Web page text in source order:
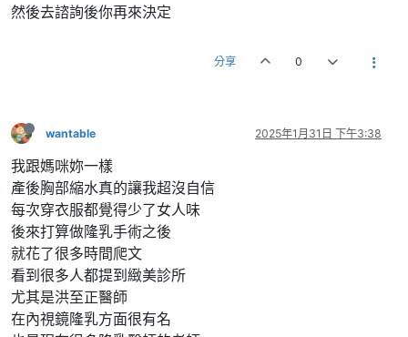
然後去諮詢後你再來決定
分享 0
wantable 2025年1月31日 下午3:38
我跟媽咪妳一樣
產後胸部縮水真的讓我超沒自信
每次穿衣服都覺得少了女人味
後來打算做隆乳手術之後
就花了很多時間爬文
看到很多人都提到緻美診所
尤其是洪至正醫師
在內視鏡隆乳方面很有名